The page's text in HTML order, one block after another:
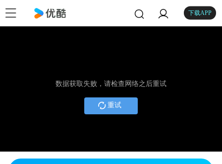
下载APP
数据获取失败，请检查网络之后重试
重试